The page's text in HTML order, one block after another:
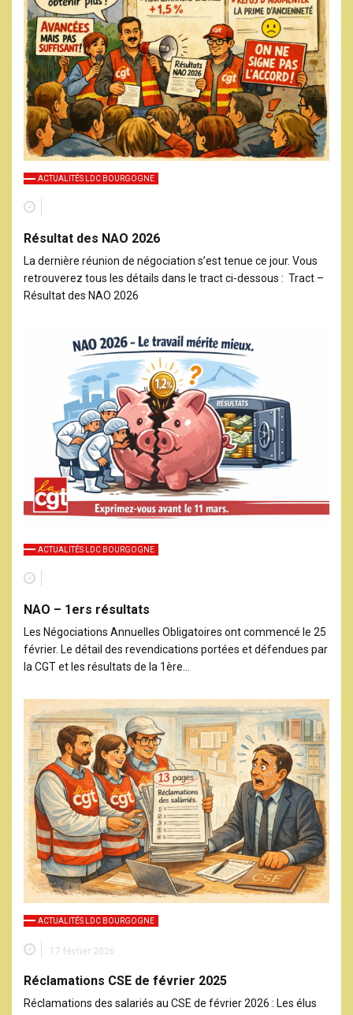
ACTUALITÉS LDC BOURGOGNE
Résultat des NAO 2026
La dernière réunion de négociation s’est tenue ce jour. Vous
retrouverez tous les détails dans le tract ci-dessous : Tract –
Résultat des NAO 2026
ACTUALITÉS LDC BOURGOGNE
NAO – 1ers résultats
Les Négociations Annuelles Obligatoires ont commencé le 25
février. Le détail des revendications portées et défendues par
la CGT et les résultats de la 1ère…
ACTUALITÉS LDC BOURGOGNE
17 février 2026
Réclamations CSE de février 2025
Réclamations des salariés au CSE de février 2026 : Les élus